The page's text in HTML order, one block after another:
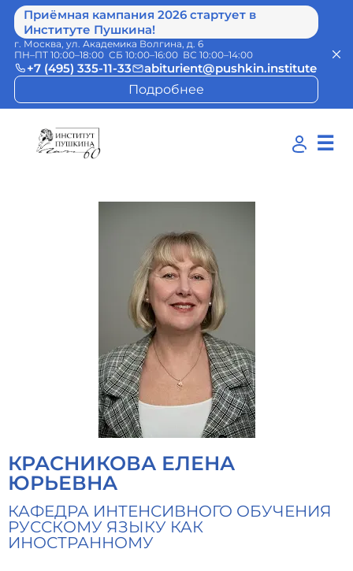
Приёмная кампания 2026 стартует в
Институте Пушкина!
г. Москва, ул. Академика Волгина, д. 6
ПН–ПТ 10:00–18:00 СБ 10:00–16:00 ВС 10:00–14:00
+7 (495) 335-11-33
abiturient@pushkin.institute
Подробнее
☰
КРАСНИКОВА ЕЛЕНА
ЮРЬЕВНА
КАФЕДРА ИНТЕНСИВНОГО ОБУЧЕНИЯ
РУССКОМУ ЯЗЫКУ КАК
ИНОСТРАННОМУ